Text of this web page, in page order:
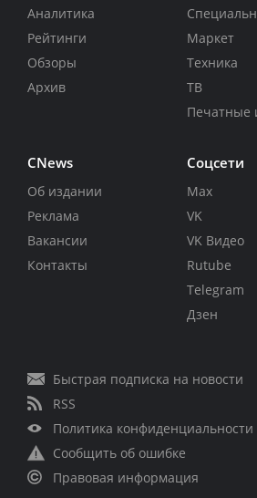
Аналитика
Рейтинги
Обзоры
Архив
Маркет
Техника
ТВ
Печатные
CNews
Об издании
Реклама
Вакансии
Контакты
Соцсети
Max
VK
VK Видео
Rutube
Telegram
Дзен
Быстрая подписка на новости
RSS
Политика конфиденциальности
Сообщить об ошибке
Правовая информация